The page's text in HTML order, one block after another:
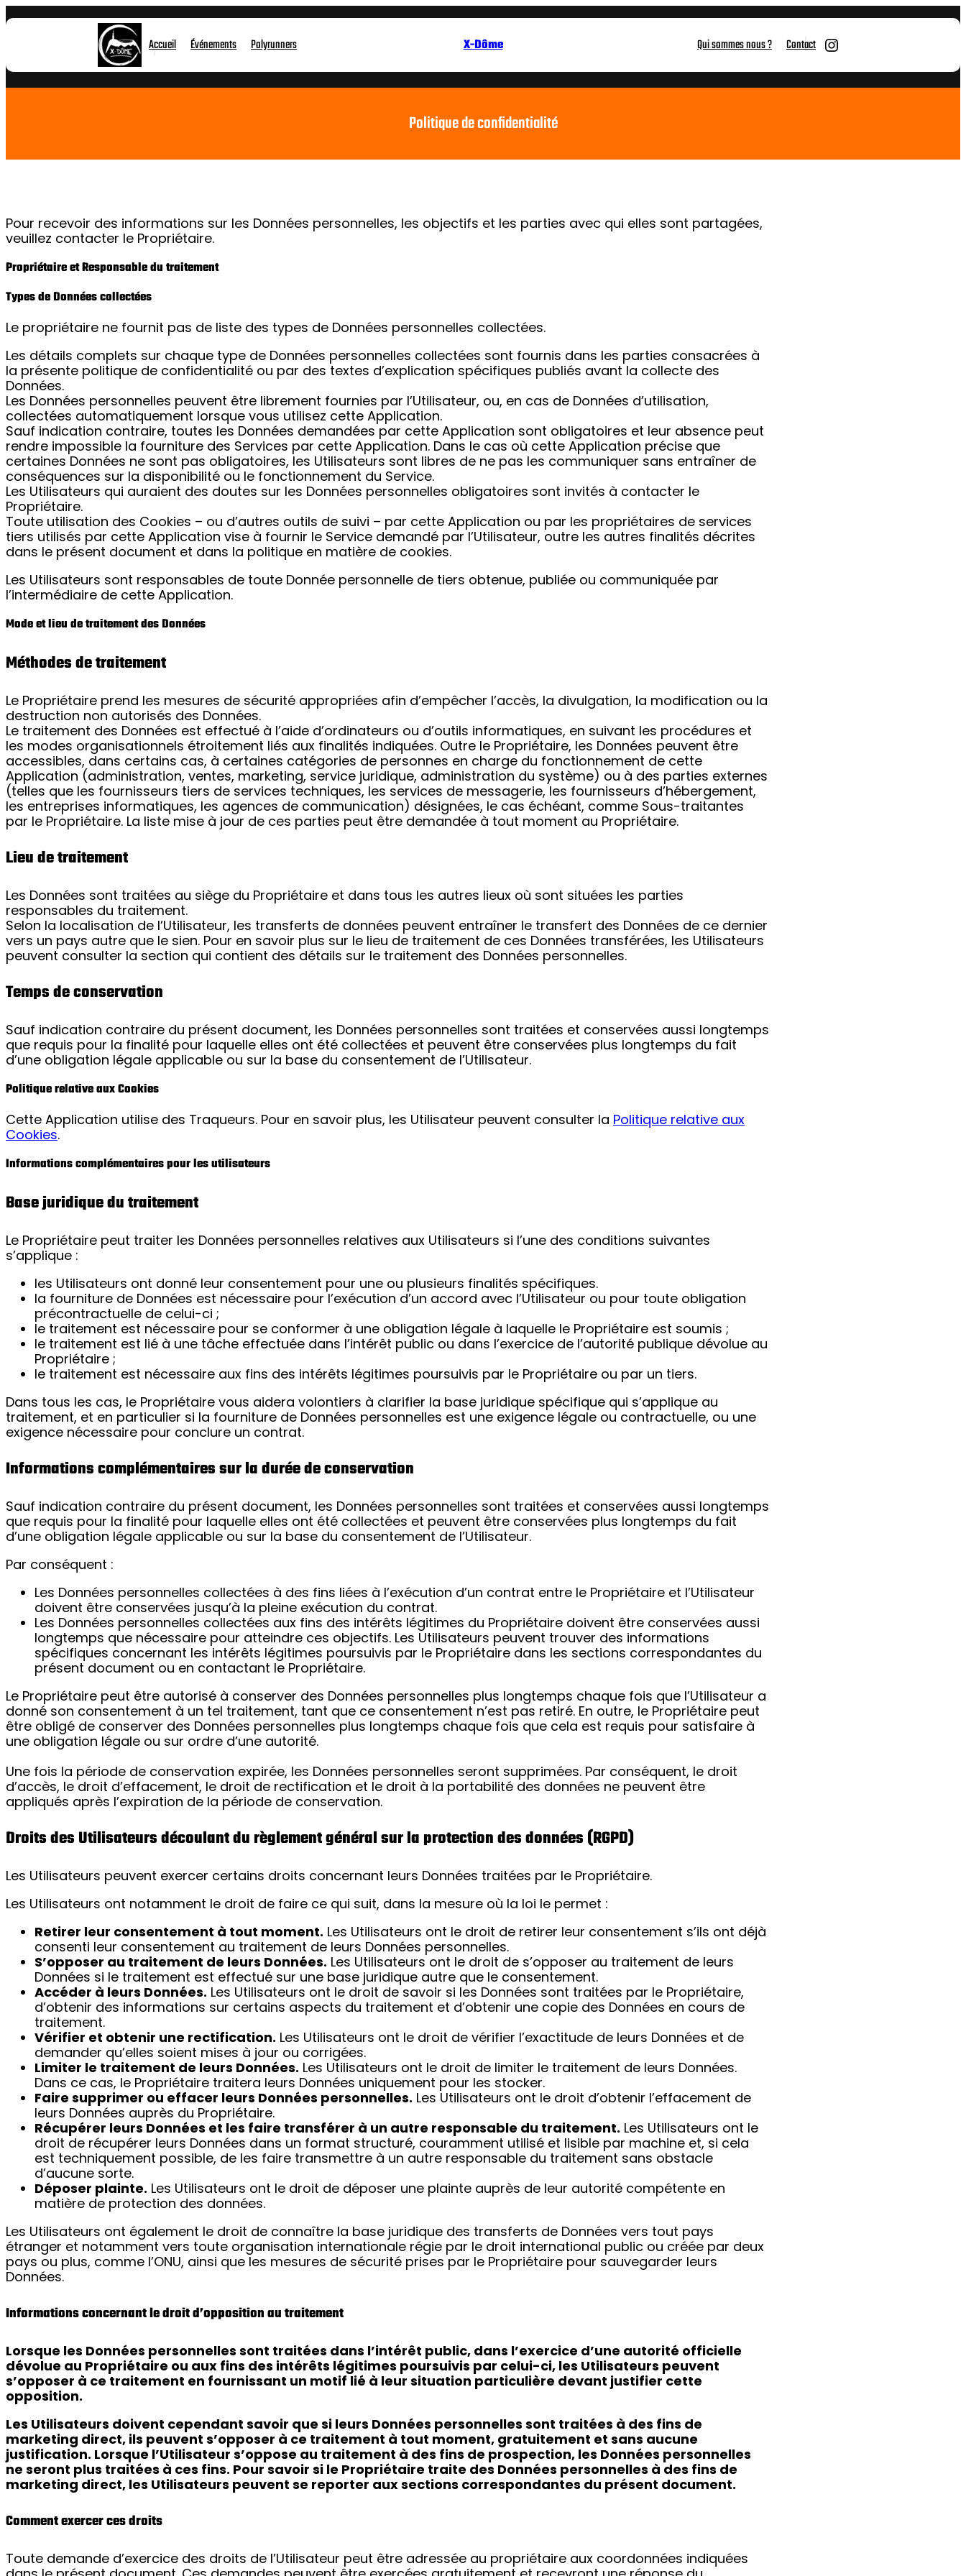
au
Accueil Événements Polyrunners X-Dôme Qui sommes nous ? Contact Instagram
Politique de confidentialité
Pour recevoir des informations sur les Données personnelles, les objectifs et les parties avec qui elles sont partagées,
veuillez contacter le Propriétaire.
Propriétaire et Responsable du traitement
Types de Données collectées
Le propriétaire ne fournit pas de liste des types de Données personnelles collectées.
Les détails complets sur chaque type de Données personnelles collectées sont fournis dans les parties consacrées à
la présente politique de confidentialité ou par des textes d’explication spécifiques publiés avant la collecte des
Données.
Les Données personnelles peuvent être librement fournies par l’Utilisateur, ou, en cas de Données d’utilisation,
collectées automatiquement lorsque vous utilisez cette Application.
Sauf indication contraire, toutes les Données demandées par cette Application sont obligatoires et leur absence peut
rendre impossible la fourniture des Services par cette Application. Dans le cas où cette Application précise que
certaines Données ne sont pas obligatoires, les Utilisateurs sont libres de ne pas les communiquer sans entraîner de
conséquences sur la disponibilité ou le fonctionnement du Service.
Les Utilisateurs qui auraient des doutes sur les Données personnelles obligatoires sont invités à contacter le
Propriétaire.
Toute utilisation des Cookies – ou d’autres outils de suivi – par cette Application ou par les propriétaires de services
tiers utilisés par cette Application vise à fournir le Service demandé par l’Utilisateur, outre les autres finalités décrites
dans le présent document et dans la politique en matière de cookies.
Les Utilisateurs sont responsables de toute Donnée personnelle de tiers obtenue, publiée ou communiquée par
l’intermédiaire de cette Application.
Mode et lieu de traitement des Données
Méthodes de traitement
Le Propriétaire prend les mesures de sécurité appropriées afin d’empêcher l’accès, la divulgation, la modification ou la
destruction non autorisés des Données.
Le traitement des Données est effectué à l’aide d’ordinateurs ou d’outils informatiques, en suivant les procédures et
les modes organisationnels étroitement liés aux finalités indiquées. Outre le Propriétaire, les Données peuvent être
accessibles, dans certains cas, à certaines catégories de personnes en charge du fonctionnement de cette
Application (administration, ventes, marketing, service juridique, administration du système) ou à des parties externes
(telles que les fournisseurs tiers de services techniques, les services de messagerie, les fournisseurs d’hébergement,
les entreprises informatiques, les agences de communication) désignées, le cas échéant, comme Sous-traitantes
par le Propriétaire. La liste mise à jour de ces parties peut être demandée à tout moment au Propriétaire.
Lieu de traitement
Les Données sont traitées au siège du Propriétaire et dans tous les autres lieux où sont situées les parties
responsables du traitement.
Selon la localisation de l’Utilisateur, les transferts de données peuvent entraîner le transfert des Données de ce dernier
vers un pays autre que le sien. Pour en savoir plus sur le lieu de traitement de ces Données transférées, les Utilisateurs
peuvent consulter la section qui contient des détails sur le traitement des Données personnelles.
Temps de conservation
Sauf indication contraire du présent document, les Données personnelles sont traitées et conservées aussi longtemps
que requis pour la finalité pour laquelle elles ont été collectées et peuvent être conservées plus longtemps du fait
d’une obligation légale applicable ou sur la base du consentement de l’Utilisateur.
Politique relative aux Cookies
Cette Application utilise des Traqueurs. Pour en savoir plus, les Utilisateur peuvent consulter la Politique relative aux
Cookies.
Informations complémentaires pour les utilisateurs
Base juridique du traitement
Le Propriétaire peut traiter les Données personnelles relatives aux Utilisateurs si l’une des conditions suivantes
s’applique :
les Utilisateurs ont donné leur consentement pour une ou plusieurs finalités spécifiques.
la fourniture de Données est nécessaire pour l’exécution d’un accord avec l’Utilisateur ou pour toute obligation
précontractuelle de celui-ci ;
le traitement est nécessaire pour se conformer à une obligation légale à laquelle le Propriétaire est soumis ;
le traitement est lié à une tâche effectuée dans l’intérêt public ou dans l’exercice de l’autorité publique dévolue au
Propriétaire ;
le traitement est nécessaire aux fins des intérêts légitimes poursuivis par le Propriétaire ou par un tiers.
Dans tous les cas, le Propriétaire vous aidera volontiers à clarifier la base juridique spécifique qui s’applique au
traitement, et en particulier si la fourniture de Données personnelles est une exigence légale ou contractuelle, ou une
exigence nécessaire pour conclure un contrat.
Informations complémentaires sur la durée de conservation
Sauf indication contraire du présent document, les Données personnelles sont traitées et conservées aussi longtemps
que requis pour la finalité pour laquelle elles ont été collectées et peuvent être conservées plus longtemps du fait
d’une obligation légale applicable ou sur la base du consentement de l’Utilisateur.
Par conséquent :
Les Données personnelles collectées à des fins liées à l’exécution d’un contrat entre le Propriétaire et l’Utilisateur
doivent être conservées jusqu’à la pleine exécution du contrat.
Les Données personnelles collectées aux fins des intérêts légitimes du Propriétaire doivent être conservées aussi
longtemps que nécessaire pour atteindre ces objectifs. Les Utilisateurs peuvent trouver des informations
spécifiques concernant les intérêts légitimes poursuivis par le Propriétaire dans les sections correspondantes du
présent document ou en contactant le Propriétaire.
Le Propriétaire peut être autorisé à conserver des Données personnelles plus longtemps chaque fois que l’Utilisateur a
donné son consentement à un tel traitement, tant que ce consentement n’est pas retiré. En outre, le Propriétaire peut
être obligé de conserver des Données personnelles plus longtemps chaque fois que cela est requis pour satisfaire à
une obligation légale ou sur ordre d’une autorité.
Une fois la période de conservation expirée, les Données personnelles seront supprimées. Par conséquent, le droit
d’accès, le droit d’effacement, le droit de rectification et le droit à la portabilité des données ne peuvent être
appliqués après l’expiration de la période de conservation.
Droits des Utilisateurs découlant du règlement général sur la protection des données (RGPD)
Les Utilisateurs peuvent exercer certains droits concernant leurs Données traitées par le Propriétaire.
Les Utilisateurs ont notamment le droit de faire ce qui suit, dans la mesure où la loi le permet :
Retirer leur consentement à tout moment. Les Utilisateurs ont le droit de retirer leur consentement s’ils ont déjà
consenti leur consentement au traitement de leurs Données personnelles.
S’opposer au traitement de leurs Données. Les Utilisateurs ont le droit de s’opposer au traitement de leurs
Données si le traitement est effectué sur une base juridique autre que le consentement.
Accéder à leurs Données. Les Utilisateurs ont le droit de savoir si les Données sont traitées par le Propriétaire,
d’obtenir des informations sur certains aspects du traitement et d’obtenir une copie des Données en cours de
traitement.
Vérifier et obtenir une rectification. Les Utilisateurs ont le droit de vérifier l’exactitude de leurs Données et de
demander qu’elles soient mises à jour ou corrigées.
Limiter le traitement de leurs Données. Les Utilisateurs ont le droit de limiter le traitement de leurs Données.
Dans ce cas, le Propriétaire traitera leurs Données uniquement pour les stocker.
Faire supprimer ou effacer leurs Données personnelles. Les Utilisateurs ont le droit d’obtenir l’effacement de
leurs Données auprès du Propriétaire.
Récupérer leurs Données et les faire transférer à un autre responsable du traitement. Les Utilisateurs ont le
droit de récupérer leurs Données dans un format structuré, couramment utilisé et lisible par machine et, si cela
est techniquement possible, de les faire transmettre à un autre responsable du traitement sans obstacle
d’aucune sorte.
Déposer plainte. Les Utilisateurs ont le droit de déposer une plainte auprès de leur autorité compétente en
matière de protection des données.
Les Utilisateurs ont également le droit de connaître la base juridique des transferts de Données vers tout pays
étranger et notamment vers toute organisation internationale régie par le droit international public ou créée par deux
pays ou plus, comme l’ONU, ainsi que les mesures de sécurité prises par le Propriétaire pour sauvegarder leurs
Données.
Informations concernant le droit d’opposition au traitement
Lorsque les Données personnelles sont traitées dans l’intérêt public, dans l’exercice d’une autorité officielle
dévolue au Propriétaire ou aux fins des intérêts légitimes poursuivis par celui-ci, les Utilisateurs peuvent
s’opposer à ce traitement en fournissant un motif lié à leur situation particulière devant justifier cette
opposition.
Les Utilisateurs doivent cependant savoir que si leurs Données personnelles sont traitées à des fins de
marketing direct, ils peuvent s’opposer à ce traitement à tout moment, gratuitement et sans aucune
justification. Lorsque l’Utilisateur s’oppose au traitement à des fins de prospection, les Données personnelles
ne seront plus traitées à ces fins. Pour savoir si le Propriétaire traite des Données personnelles à des fins de
marketing direct, les Utilisateurs peuvent se reporter aux sections correspondantes du présent document.
Comment exercer ces droits
Toute demande d’exercice des droits de l’Utilisateur peut être adressée au propriétaire aux coordonnées indiquées